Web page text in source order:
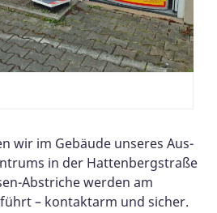
wir im Gebäude unseres Aus-
in der Hattenbergstraße
Abstriche werden am
– kontaktarm und sicher.